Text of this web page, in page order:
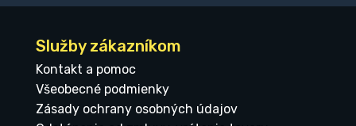
Služby zákazníkom
Kontakt a pomoc
Všeobecné podmienky
Zásady ochrany osobných údajov